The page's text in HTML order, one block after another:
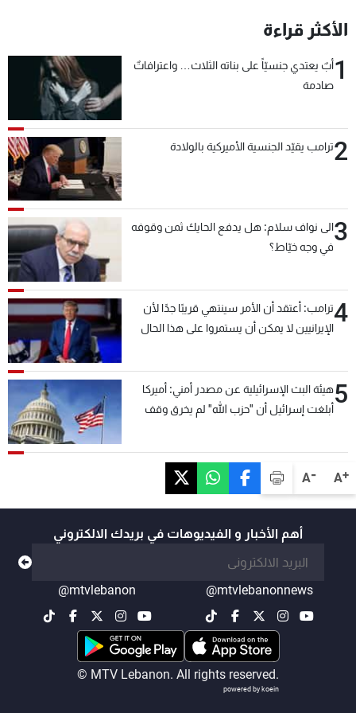
A+
A-
الأكثر قراءة
1أبٌ يعتدي جنسيّاً على بناته الثلاث… واعترافاتٌ
صادمة
2ترامب يقيّد الجنسية الأميركية بالولادة
3الى نواف سلام: هل يدفع الحايك ثمن وقوفه
في وجه خيّاط؟
4ترامب: أعتقد أن الأمر سينتهي قريبًا جدًا لأن
الإيرانيين لا يمكن أن يستمروا على هذا الحال
5هيئة البث الإسرائيلية عن مصدر أمني: أميركا
أبلغت إسرائيل أن "حزب الله" لم يخرق وقف
أهم الأخبار و الفيديوهات في بريدك الالكتروني
@mtvlebanonnews
@mtvlebanon
© MTV Lebanon. All rights reserved.
powered by koein
شاهد البرامج
الترددات
عن MTV
شروط الإسـتخدام
سياسة الخصوصية